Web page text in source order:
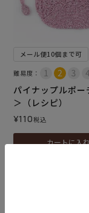
メール便10個まで可
難易度：
パイナップルポー
＞（レシピ）
¥110税込
カートに入